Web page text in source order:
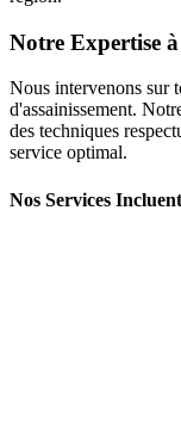
Notre Expertise à
Nous intervenons sur
d'assainissement.
des techniques
service optimal.
Nos Services